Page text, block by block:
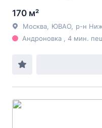
170 м²
Москва ЮВАО р-н
Андроновка , 4 мин.